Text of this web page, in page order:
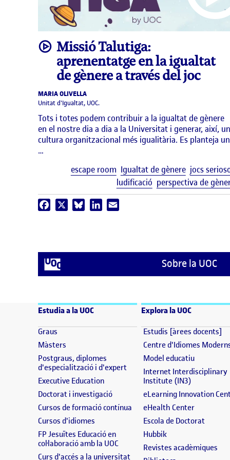
videoMissió Talutiga:
aprenentatge en la igualtat
de gènere a través del joc
MARIA OLIVELLA
Unitat d'Igualtat, UOC.
Tots i totes podem contribuir a la igualtat de gènere
en el nostre dia a dia a la Universitat i generar, així,
cultura organitzacional més igualitària. Es planteja
…
escape room Igualtat de gènere jocs
ludificació perspectiva de
Facebook BlueskyLinkedIn
Sobre la UOC
Estudia a la UOC
Graus (s'obre en una finestra nova)
Màsters (s'obre en una finestra nova)
Postgraus, diplomes
d'especialització i d'expert(s'obre en una finestra nova)
Executive Education(s'obre en una finestra nova)
Doctorat i investigació(s'obre en una finestra nova)
Cursos de formació contínua (s'obre en una finestra nova)
Cursos d'idiomes (s'obre en una finestra nova)
FP Jesuïtes Educació en
col·laboració amb la UOC(s'obre en una finestra nova)
Curs d'accés a la universitat(s'obre en una finestra nova)
Explora la UOC
Estudis [àrees docents]
Centre d'Idiomes
Model educatiu(s'obre en
Internet Interdisciplinary
Institute (IN3)(s'obre en
eLearning Innovation
eHealth Center(s'obre en
Escola de Doctorat(s'obre
Hubbik(s'obre en una
Revistes acadèmiques